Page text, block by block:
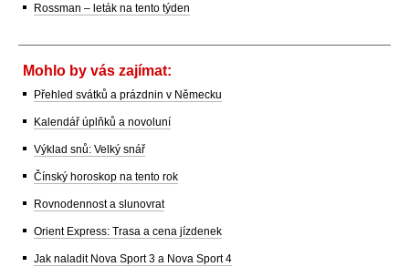
Rossman – leták na tento týden
Mohlo by vás zajímat:
Přehled svátků a prázdnin v Německu
Kalendář úplňků a novoluní
Výklad snů: Velký snář
Čínský horoskop na tento rok
Rovnodennost a slunovrat
Orient Express: Trasa a cena jízdenek
Jak naladit Nova Sport 3 a Nova Sport 4